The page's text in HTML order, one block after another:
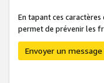
En tapant ces
permet de prévenir les
Envoyer un